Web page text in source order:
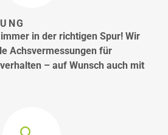
in der richtigen Spur! Wir
Achsvermessungen für
– auf Wunsch auch mit